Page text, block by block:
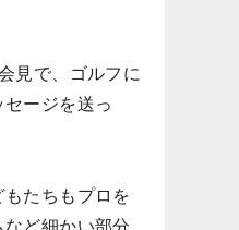
見で、ゴルフに
ージを送っ
たちもプロを